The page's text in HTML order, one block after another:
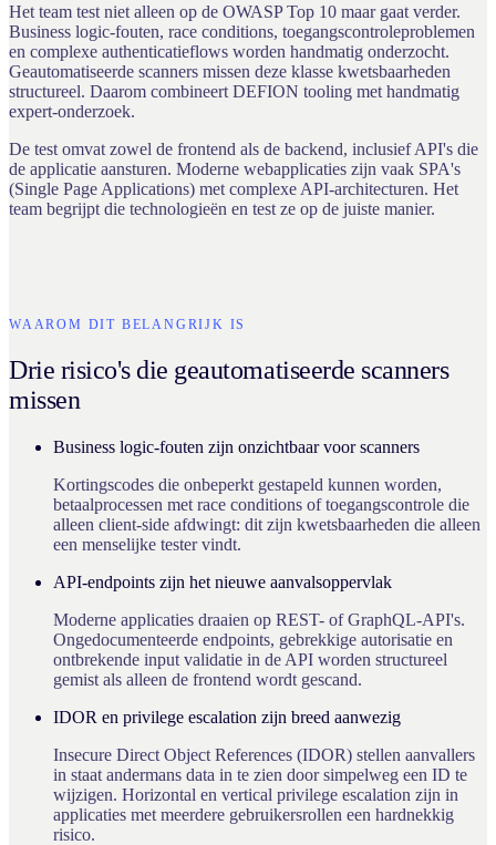
Het team test niet alleen op de OWASP Top 10 maar gaat verder.
Business logic-fouten, race conditions, toegangscontroleproblemen
en complexe authenticatieflows worden handmatig onderzocht.
Geautomatiseerde scanners missen deze klasse kwetsbaarheden
structureel. Daarom combineert DEFION tooling met handmatig
expert-onderzoek.
De test omvat zowel de frontend als de backend, inclusief API's die
de applicatie aansturen. Moderne webapplicaties zijn vaak SPA's
(Single Page Applications) met complexe API-architecturen. Het
team begrijpt die technologieën en test ze op de juiste manier.
WAAROM DIT BELANGRIJK IS
Drie risico's die geautomatiseerde scanners
missen
Business logic-fouten zijn onzichtbaar voor scanners
Kortingscodes die onbeperkt gestapeld kunnen worden,
betaalprocessen met race conditions of toegangscontrole die
alleen client-side afdwingt: dit zijn kwetsbaarheden die alleen
een menselijke tester vindt.
API-endpoints zijn het nieuwe aanvalsoppervlak
Moderne applicaties draaien op REST- of GraphQL-API's.
Ongedocumenteerde endpoints, gebrekkige autorisatie en
ontbrekende input validatie in de API worden structureel
gemist als alleen de frontend wordt gescand.
IDOR en privilege escalation zijn breed aanwezig
Insecure Direct Object References (IDOR) stellen aanvallers
in staat andermans data in te zien door simpelweg een ID te
wijzigen. Horizontal en vertical privilege escalation zijn in
applicaties met meerdere gebruikersrollen een hardnekkig
risico.